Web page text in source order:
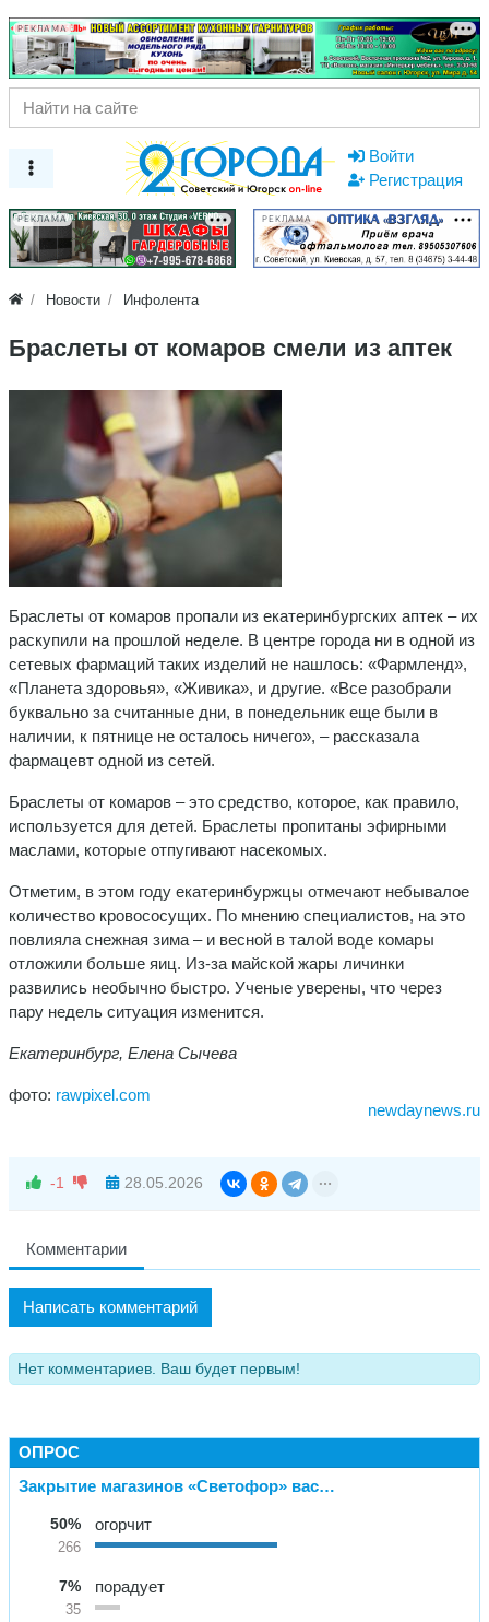
РЕКЛАМА
Войти
Регистрация
РЕКЛАМА РЕКЛАМА
Новости Инфолента
Браслеты от комаров смели из аптек
Браслеты от комаров пропали из екатеринбургских аптек – их
раскупили на прошлой неделе. В центре города ни в одной из
сетевых фармаций таких изделий не нашлось: «Фармленд»,
«Планета здоровья», «Живика», и другие. «Все разобрали
буквально за считанные дни, в понедельник еще были в
наличии, к пятнице не осталось ничего», – рассказала
фармацевт одной из сетей.
Браслеты от комаров – это средство, которое, как правило,
используется для детей. Браслеты пропитаны эфирными
маслами, которые отпугивают насекомых.
Отметим, в этом году екатеринбуржцы отмечают небывалое
количество кровососущих. По мнению специалистов, на это
повлияла снежная зима – и весной в талой воде комары
отложили больше яиц. Из-за майской жары личинки
развились необычно быстро. Ученые уверены, что через
пару недель ситуация изменится.
Екатеринбург, Елена Сычева
фото: rawpixel.com
newdaynews.ru
-1 28.05.2026
Комментарии
Написать комментарий
Нет комментариев. Ваш будет первым!
ОПРОС
Закрытие магазинов «Светофор» вас…
50%
266
огорчит
7%
35
порадует